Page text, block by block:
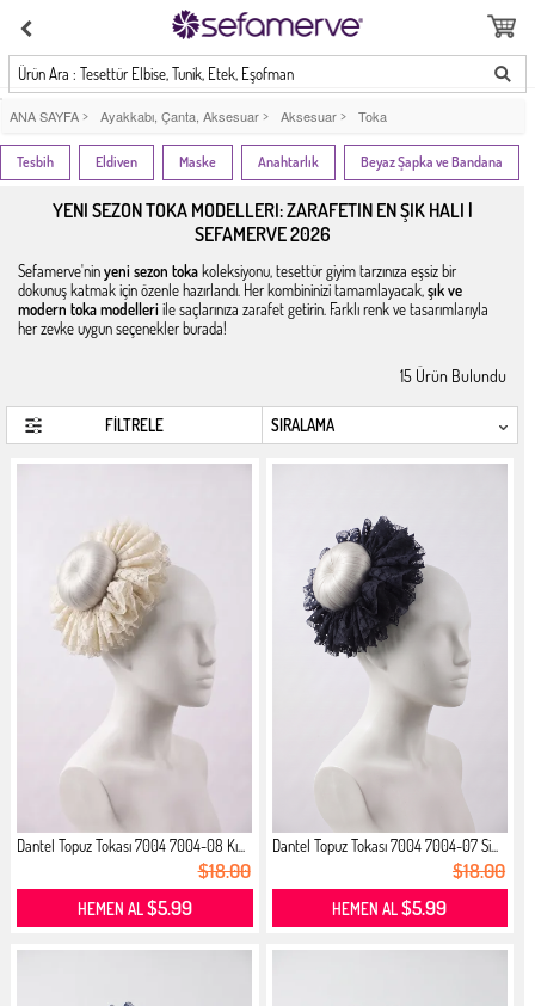
Ürün Ara : Tesettür Elbise, Tunik, Etek, Eşofman
ANA SAYFA > Ayakkabı, Çanta, Aksesuar > Aksesuar > Toka
Tesbih Eldiven Maske Anahtarlık Beyaz Şapka ve Bandana
YENI SEZON TOKA MODELLERI: ZARAFETIN EN ŞIK HALI |
SEFAMERVE 2026
Sefamerve'ninyeni sezon toka koleksiyonu, tesettür giyim tarzınıza eşsiz bir
dokunuş katmak için özenle hazırlandı. Her kombininizi tamamlayacak,şık ve
modern toka modelleri ile saçlarınıza zarafet getirin. Farklı renk ve tasarımlarıyla
her zevke uygun seçenekler burada!
15 Ürün Bulundu
FİLTRELE
Dantel Topuz Tokası 7004 7004-08 Kı...
$18.00
HEMEN AL$5.99
Dantel Topuz Tokası 7004 7004-07 Si...
$18.00
HEMEN AL$5.99